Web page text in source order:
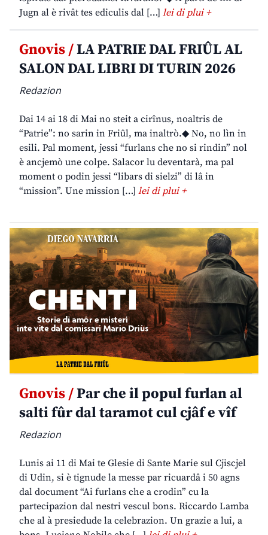
Jugn al è rivât tes ediculis dal […] lei di plui +
Gnovis /LA PATRIE DAL FRIÛL AL
SALON DAL LIBRI DI TURIN 2026
Redazion
Dai 14 ai 18 di Mai no steit a cirînus, noaltris de
“Patrie”: no sarin in Friûl, ma inaltrò.◆ No, no lìn in
esili. Pal moment, jessi “furlans che no si rindin” nol
è ancjemò une colpe. Salacor lu deventarà, ma pal
moment o podin jessi “libars di sielzi” di lâ in
“mission”. Une mission […] lei di plui +
Gnovis /Par che il popul furlan al
salti fûr dal taramot cul cjâf e vîf
Redazion
Lunis ai 11 di Mai te Glesie di Sante Marie sul Cjiscjel
di Udin, si è tignude la messe par ricuardâ i 50 agns
dal document “Ai furlans che a crodin” cu la
partecipazion dal nestri vescul bons. Riccardo Lamba
che al à presiedude la celebrazion. Un grazie a lui, a